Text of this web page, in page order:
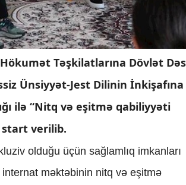
Təşkilatlarına Dövlət
Ünsiyyət-Jest Dilinin İnkişafına
ilə “Nitq və eşitmə qabiliyyəti
start verilib.
olduğu üçün sağlamlıq imkanları
məktəbinin nitq və eşitmə